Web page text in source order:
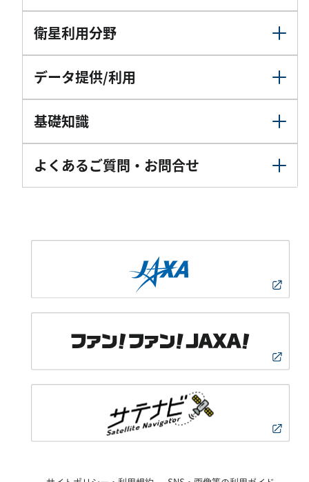
衛星利用分野
データ提供/利用
基礎知識
よくあるご質問・お問合せ